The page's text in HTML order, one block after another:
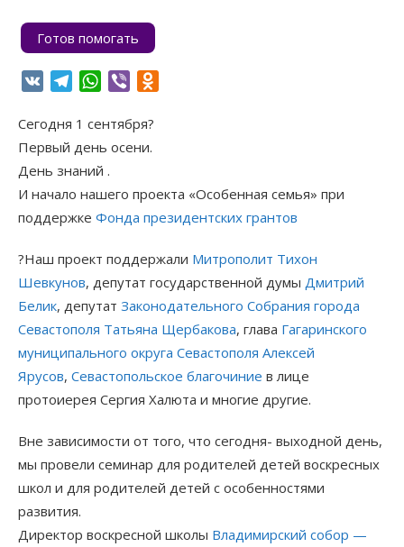
Готов помогать
VK TelegramWhatsApp
Viber
Сегодня 1 сентября?
Первый день осени.
День знаний .
И начало нашего проекта «Особенная семья» при
поддержке Фонда президентских грантов
?Наш проект поддержали Митрополит Тихон
Шевкунов, депутат государственной думы Дмитрий
Белик, депутат Законодательного Собрания города
Севастополя Татьяна Щербакова, глава Гагаринского
муниципального округа Севастополя Алексей
Ярусов, Севастопольское благочиние в лице
протоиерея Сергия Халюта и многие другие.
Вне зависимости от того, что сегодня- выходной день,
мы провели семинар для родителей детей воскресных
школ и для родителей детей с особенностями
развития.
Директор воскресной школы Владимирский собор —